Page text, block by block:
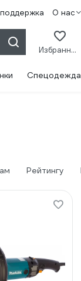
О нас
Избранное
Рейтингу